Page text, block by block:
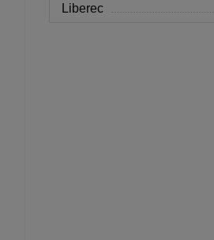
Liberec